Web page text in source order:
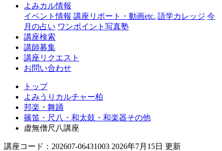
よみカル情報
イベント情報 講座リポート・動画etc. 語学カレッジ 今
月の占い ワンポイント写真塾
講座検索
講師募集
講座リクエスト
お問い合わせ
トップ
よみうりカルチャー柏
邦楽・舞踊
篠笛・尺八・和太鼓・和楽器その他
虚無僧尺八講座
講座コード：202607-06431003 2026年7月15日 更新